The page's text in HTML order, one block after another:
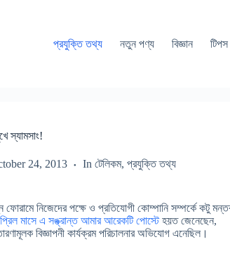
প্রযুক্তি তথ্য
নতুন পণ্য বিজ্ঞান
স্যামসাং!
24, 2013 In টেলিকম, প্রযুক্তি তথ্য
ফোরামে নিজেদের পক্ষে ও প্রতিযোগী কোম্পানি সম্পর্কে কটু
মাসে এ সঙ্ক্রান্ত আমার আরেকটি পোস্টেহয়ত জেনেছেন,
বিজ্ঞাপনী কার্যক্রম পরিচালনার অভিযোগ এনেছিল।